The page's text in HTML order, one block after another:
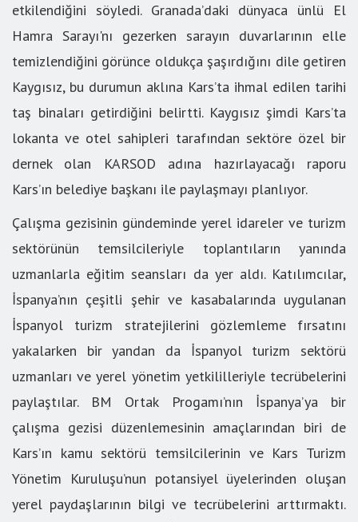
etkilendiğini söyledi. Granada’daki dünyaca ünlü El
Hamra Sarayı'nı gezerken sarayın duvarlarının elle
temizlendiğini görünce oldukça şaşırdığını dile getiren
Kaygısız, bu durumun aklına Kars’ta ihmal edilen tarihi
taş binaları getirdiğini belirtti. Kaygısız şimdi Kars’ta
lokanta ve otel sahipleri tarafından sektöre özel bir
dernek olan KARSOD adına hazırlayacağı raporu
Kars’ın belediye başkanı ile paylaşmayı planlıyor.
Çalışma gezisinin gündeminde yerel idareler ve turizm
sektörünün temsilcileriyle toplantıların yanında
uzmanlarla eğitim seansları da yer aldı. Katılımcılar,
İspanya’nın çeşitli şehir ve kasabalarında uygulanan
İspanyol turizm stratejilerini gözlemleme fırsatını
yakalarken bir yandan da İspanyol turizm sektörü
uzmanları ve yerel yönetim yetkililleriyle tecrübelerini
paylaştılar. BM Ortak Progamı’nın İspanya’ya bir
çalışma gezisi düzenlemesinin amaçlarından biri de
Kars’ın kamu sektörü temsilcilerinin ve Kars Turizm
Yönetim Kuruluşu’nun potansiyel üyelerinden oluşan
yerel paydaşlarının bilgi ve tecrübelerini arttırmaktı.